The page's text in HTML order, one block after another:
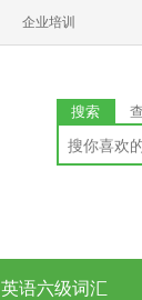
企业培训
搜索
英语六级词汇